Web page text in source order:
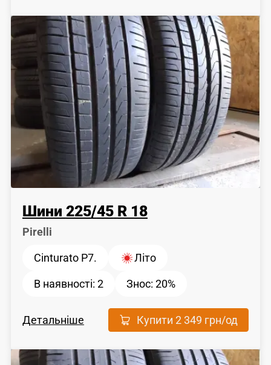
Шини 225/45 R 18
Pirelli
Cinturato P7. Літо
В наявності: 2 Знос:20%
Детальніше Купити2 349 грн/од